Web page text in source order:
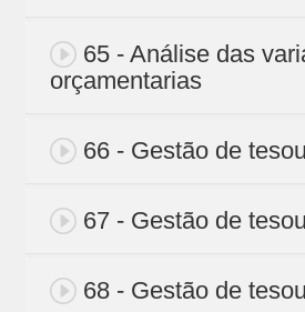
65 - Análise das
orçamentarias
66 - Gestão de
67 - Gestão de
68 - Gestão de